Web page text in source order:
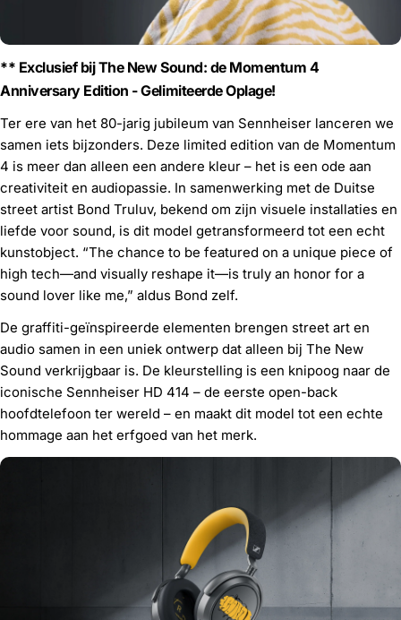
** Exclusief bij The New Sound: de Momentum 4
Anniversary Edition - Gelimiteerde Oplage!
Ter ere van het 80-jarig jubileum van Sennheiser lanceren we
samen iets bijzonders. Deze limited edition van de Momentum
4 is meer dan alleen een andere kleur – het is een ode aan
creativiteit en audiopassie. In samenwerking met de Duitse
street artist Bond Truluv, bekend om zijn visuele installaties en
liefde voor sound, is dit model getransformeerd tot een echt
kunstobject. “The chance to be featured on a unique piece of
high tech—and visually reshape it—is truly an honor for a
sound lover like me,” aldus Bond zelf.
De graffiti-geïnspireerde elementen brengen street art en
audio samen in een uniek ontwerp dat alleen bij The New
Sound verkrijgbaar is. De kleurstelling is een knipoog naar de
iconische Sennheiser HD 414 – de eerste open-back
hoofdtelefoon ter wereld – en maakt dit model tot een echte
hommage aan het erfgoed van het merk.